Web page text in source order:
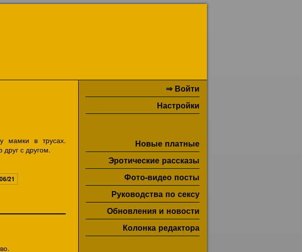
⇒ Войти
Настройки
Новые платные
Эротические рассказы
Фото-видео посты
Руководства по сексу
Обновления и новости
Колонка редактора
мамки в трусах.
друг с другом.
21